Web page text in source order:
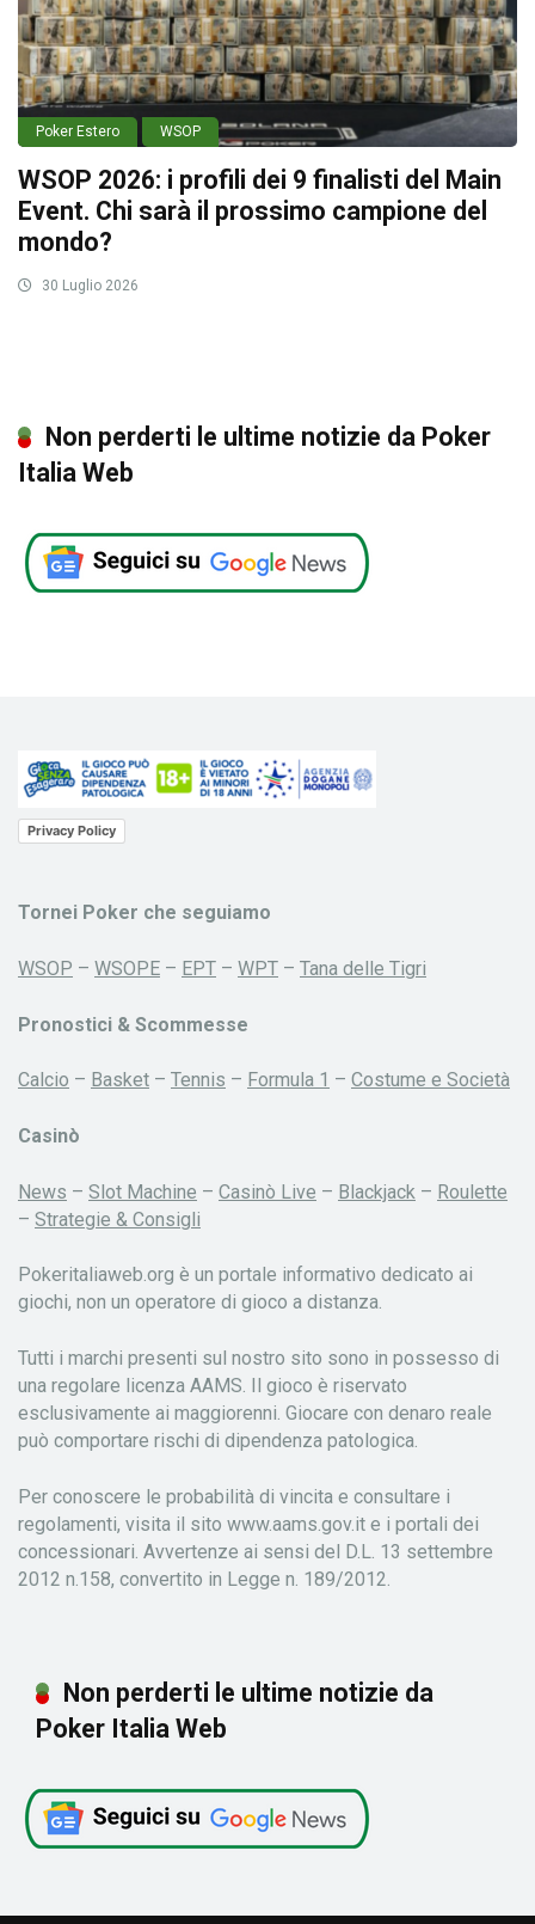
Poker Estero WSOP
WSOP 2026: i profili dei 9 finalisti del Main
Event. Chi sarà il prossimo campione del
mondo?
30 Luglio 2026
Non perderti le ultime notizie da Poker
Italia Web
Privacy Policy
Tornei Poker che seguiamo
WSOP – WSOPE – EPT – WPT – Tana delle Tigri
Pronostici & Scommesse
Calcio – Basket – Tennis – Formula 1 – Costume e Società
Casinò
News – Slot Machine – Casinò Live – Blackjack – Roulette
– Strategie & Consigli
Pokeritaliaweb.org è un portale informativo dedicato ai
giochi, non un operatore di gioco a distanza.
Tutti i marchi presenti sul nostro sito sono in possesso di
una regolare licenza AAMS. Il gioco è riservato
esclusivamente ai maggiorenni. Giocare con denaro reale
può comportare rischi di dipendenza patologica.
Per conoscere le probabilità di vincita e consultare i
regolamenti, visita il sito www.aams.gov.it e i portali dei
concessionari. Avvertenze ai sensi del D.L. 13 settembre
2012 n.158, convertito in Legge n. 189/2012.
Non perderti le ultime notizie da
Poker Italia Web